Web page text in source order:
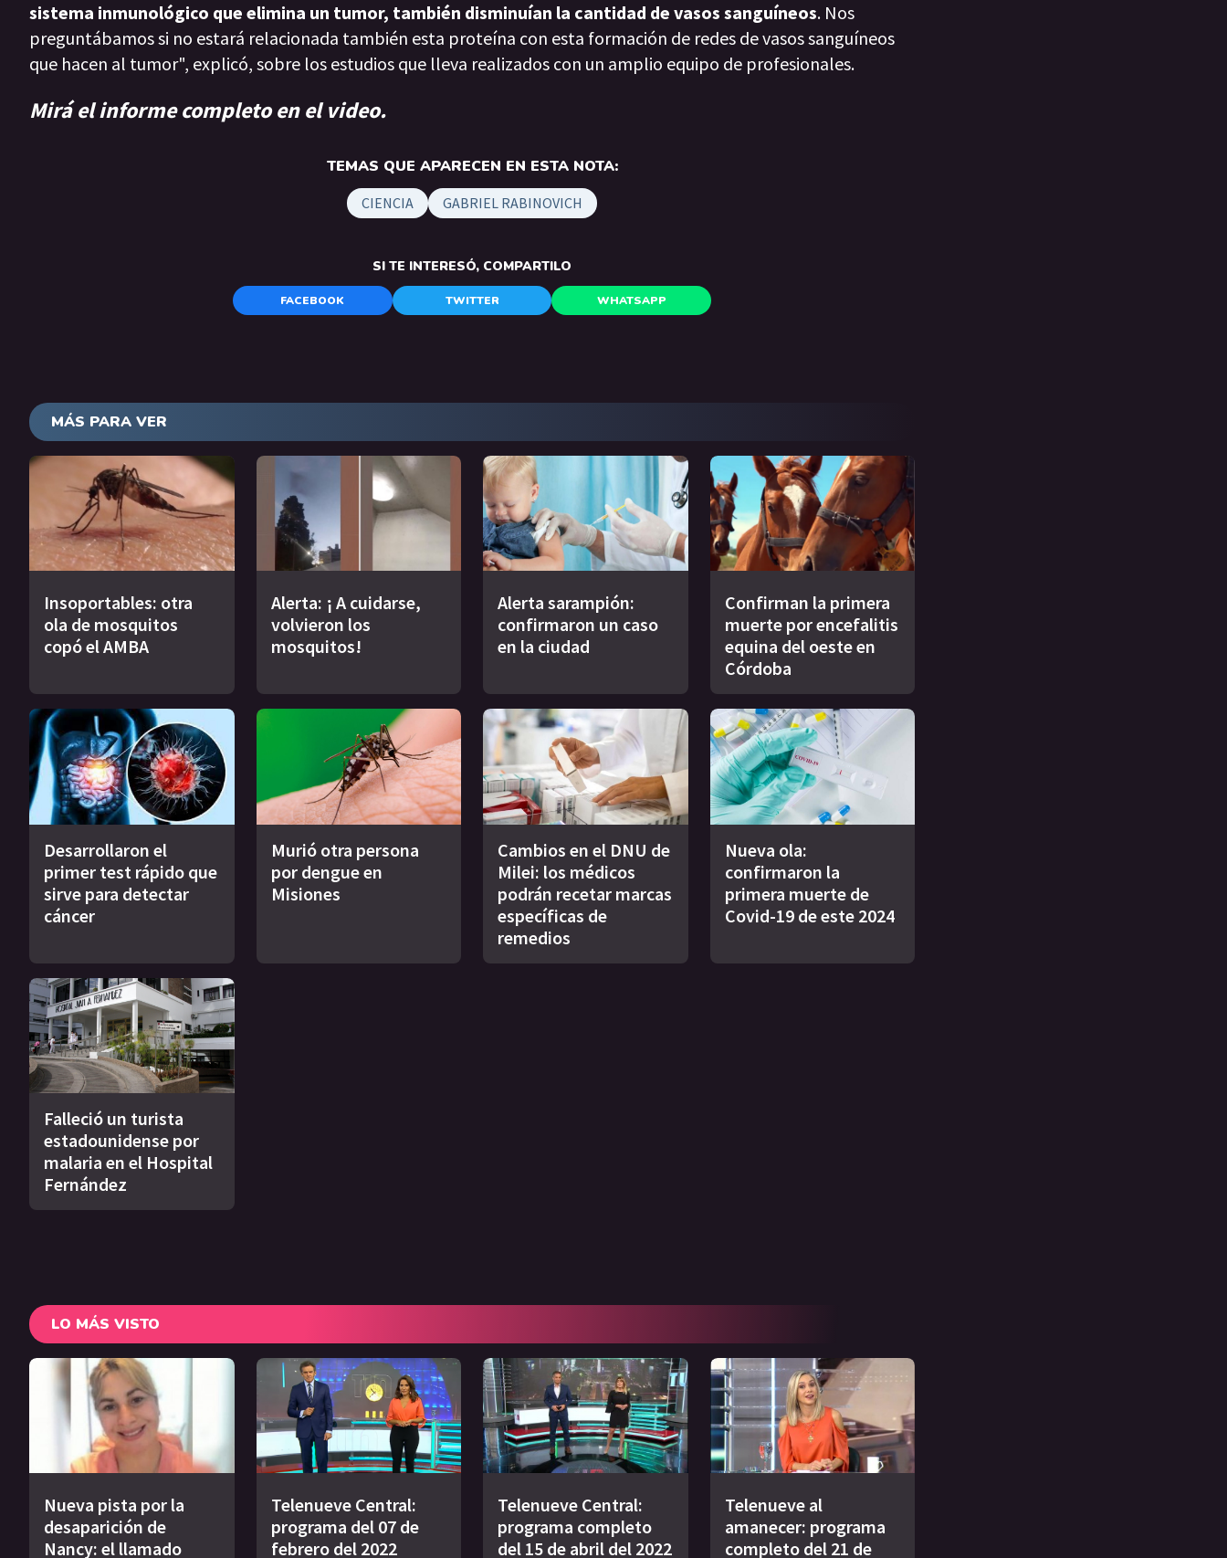
sistema inmunológico que elimina un tumor, también disminuían la cantidad de vasos sanguíneos. Nos
preguntábamos si no estará relacionada también esta proteína con esta formación de redes de vasos sanguíneos
que hacen al tumor", explicó, sobre los estudios que lleva realizados con un amplio equipo de profesionales.
Mirá el informe completo en el video.
TEMAS QUE APARECEN EN ESTA NOTA:
CIENCIA GABRIEL RABINOVICH
SI TE INTERESÓ, COMPARTILO
FACEBOOK TWITTER WHATSAPP
MÁS PARA VER
Insoportables: otra
ola de mosquitos
copó el AMBA
Alerta: ¡ A cuidarse,
volvieron los
mosquitos!
Alerta sarampión:
confirmaron un caso
en la ciudad
Confirman la primera
muerte por encefalitis
equina del oeste en
Córdoba
Desarrollaron el
primer test rápido que
sirve para detectar
cáncer
Murió otra persona
por dengue en
Misiones
Cambios en el DNU de
Milei: los médicos
podrán recetar marcas
específicas de
remedios
Nueva ola:
confirmaron la
primera muerte de
Covid-19 de este 2024
Falleció un turista
estadounidense por
malaria en el Hospital
Fernández
LO MÁS VISTO
Nueva pista por la
desaparición de
Nancy: el llamado
Telenueve Central:
programa del 07 de
febrero del 2022
Telenueve Central:
programa completo
del 15 de abril del 2022
Telenueve al
amanecer: programa
completo del 21 de